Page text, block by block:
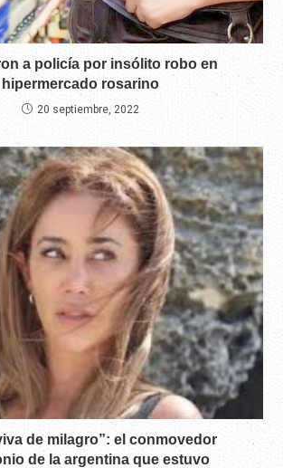
a policía por insólito robo en
hipermercado rosarino
20 septiembre, 2022
de milagro”: el conmovedor
de la argentina que estuvo